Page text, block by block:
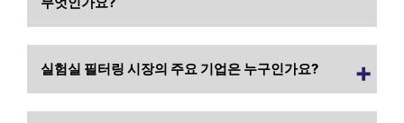
실험실 필터링 시장의 주요 기업은 누구인가요?